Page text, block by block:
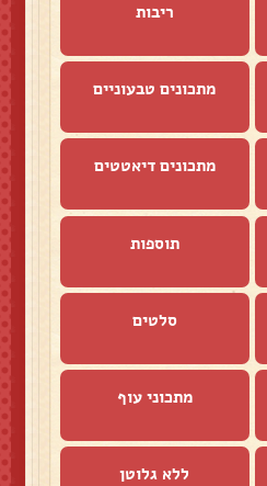
ריבות
מתכונים טבעוניים
מתכונים דיאטטים
תוספות
סלטים
מתכוני עוף
ללא גלוטן